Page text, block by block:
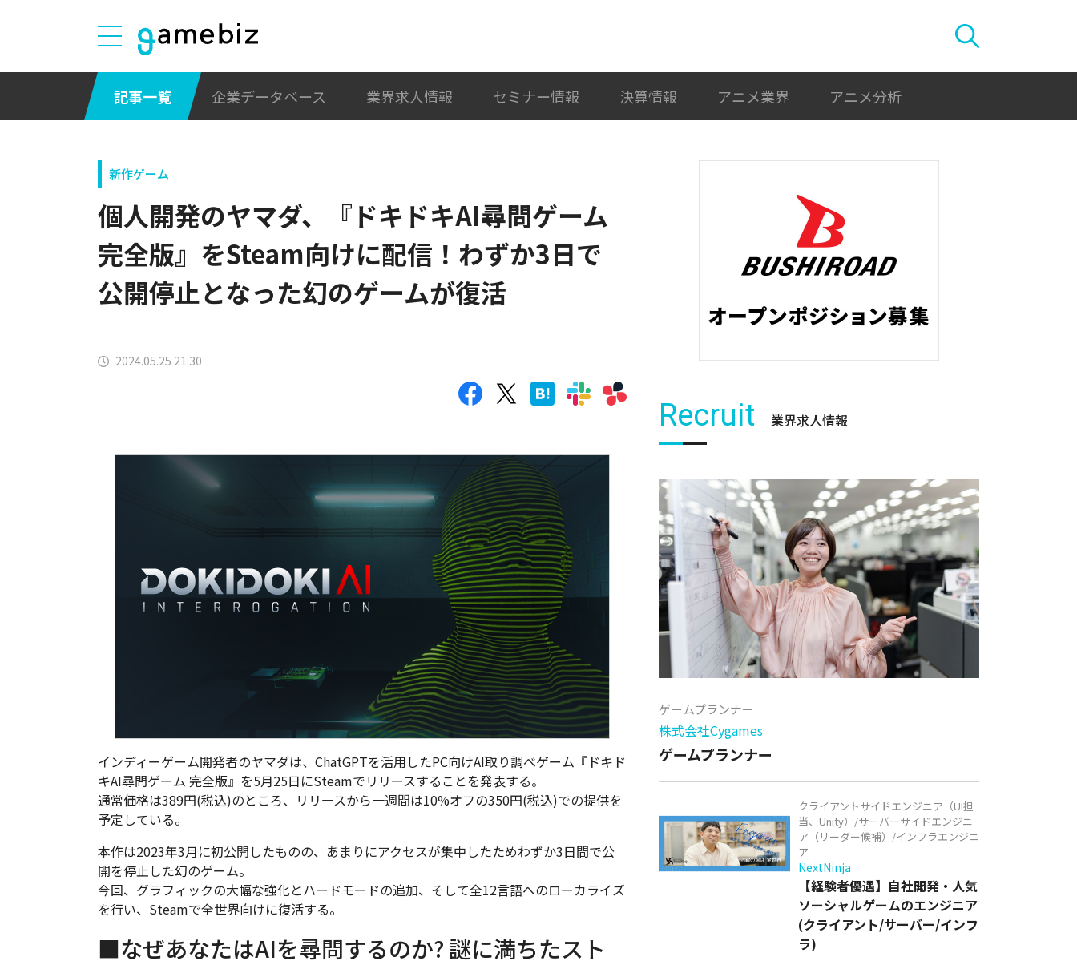
記事一覧 企業データベース 業界求人情報 セミナー情報 決算情報 アニメ業界 アニメ分析
新作ゲーム
個人開発のヤマダ、『ドキドキAI尋問ゲーム
完全版』をSteam向けに配信！わずか3日で
公開停止となった幻のゲームが復活
2024.05.25 21:30
インディーゲーム開発者のヤマダは、ChatGPTを活用したPC向けAI取り調べゲーム『ドキド
キAI尋問ゲーム 完全版』を5月25日にSteamでリリースすることを発表する。
通常価格は389円(税込)のところ、リリースから一週間は10%オフの350円(税込)での提供を
予定している。
本作は2023年3月に初公開したものの、あまりにアクセスが集中したためわずか3日間で公
開を停止した幻のゲーム。
今回、グラフィックの大幅な強化とハードモードの追加、そして全12言語へのローカライズ
を行い、Steamで全世界向けに復活する。
■なぜあなたはAIを尋問するのか? 謎に満ちたスト
Recruit 業界求人情報
ゲームプランナー
株式会社Cygames
ゲームプランナー
クライアントサイドエンジニア（UI担
当、Unity）/サーバーサイドエンジニ
ア（リーダー候補）/インフラエンジニ
ア
NextNinja
【経験者優遇】自社開発・人気
ソーシャルゲームのエンジニア
(クライアント/サーバー/インフ
ラ)